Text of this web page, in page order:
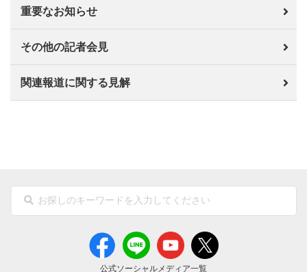
重要なお知らせ
その他の記者会見
関連報道に関する見解
公式ソーシャルメディア一覧